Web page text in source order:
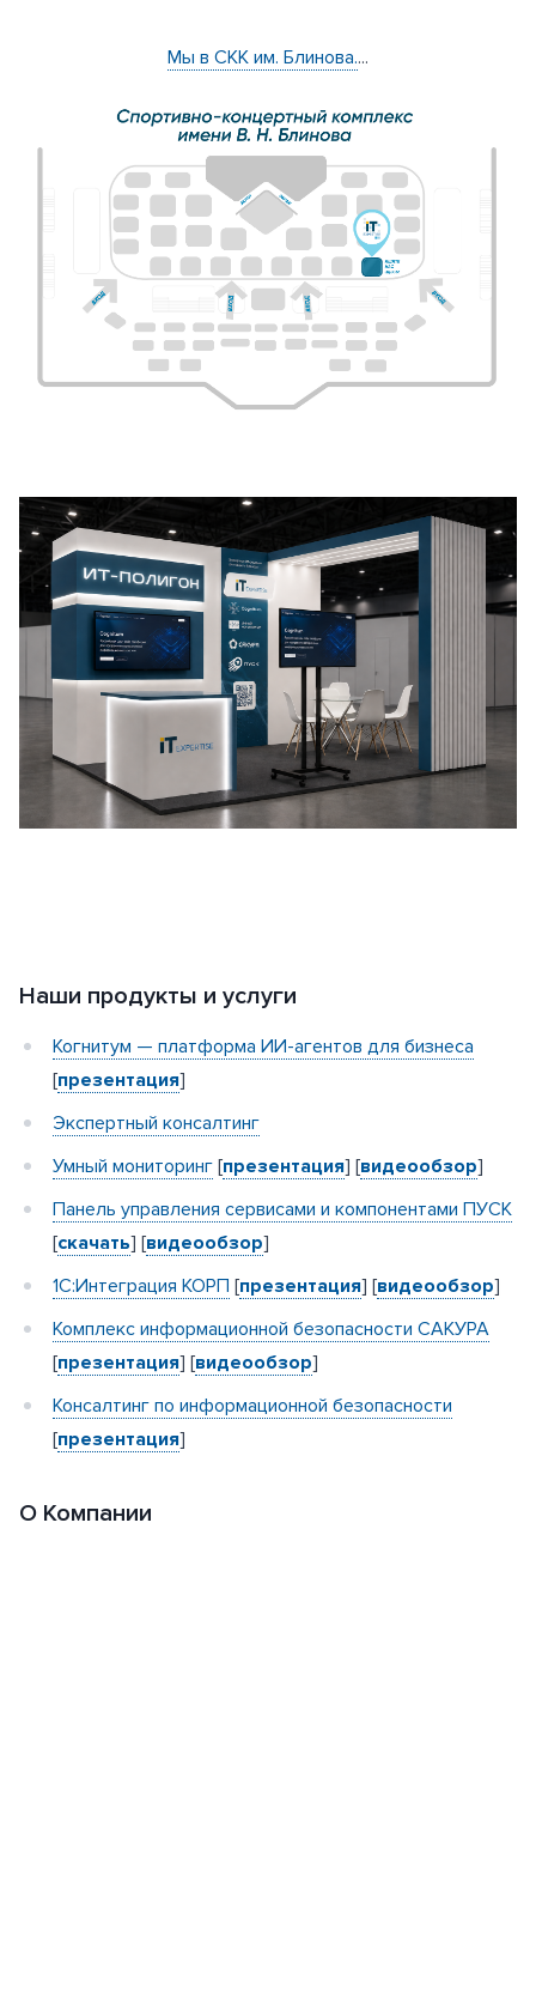
Мы в СКК им. Блинова....
Наши продукты и услуги
Когнитум — платформа ИИ-агентов для бизнеса
[презентация]
Экспертный консалтинг
Умный мониторинг [презентация] [видеообзор]
Панель управления сервисами и компонентами ПУСК
[скачать] [видеообзор]
1C:Интеграция КОРП [презентация] [видеообзор]
Комплекс информационной безопасности САКУРА
[презентация] [видеообзор]
Консалтинг по информационной безопасности
[презентация]
О Компании